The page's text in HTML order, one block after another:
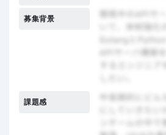
募集背景
課題感